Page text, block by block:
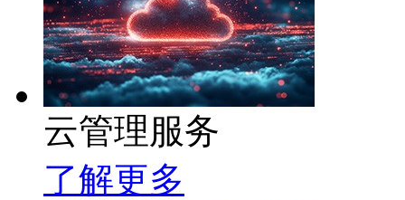
云管理服务
了解更多